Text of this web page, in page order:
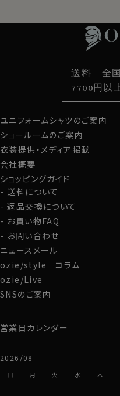
カフス部分はコンバーチブ
で、カフスボタンもご利用い
M-39・L-41・LL-43・3L-
スポット商品につき再入荷
ださい。
50620
60805s
色から選ぶ
スタイルから選ぶ
定番シャツ
財布・名刺入れ
グローブ
ユニフォームシャツのご案内
ショールームのご案内
衣装提供・メディア掲載
会社概要
ショッピングガイド
送料について
返品交換について
お買い物FAQ
お問い合わせ
ニュースメール
ozie/style コラム
ozie/Live
SNSのご案内
営業日カレンダー
2026/08
日 月 火 水 木
送料 全国
7700円以